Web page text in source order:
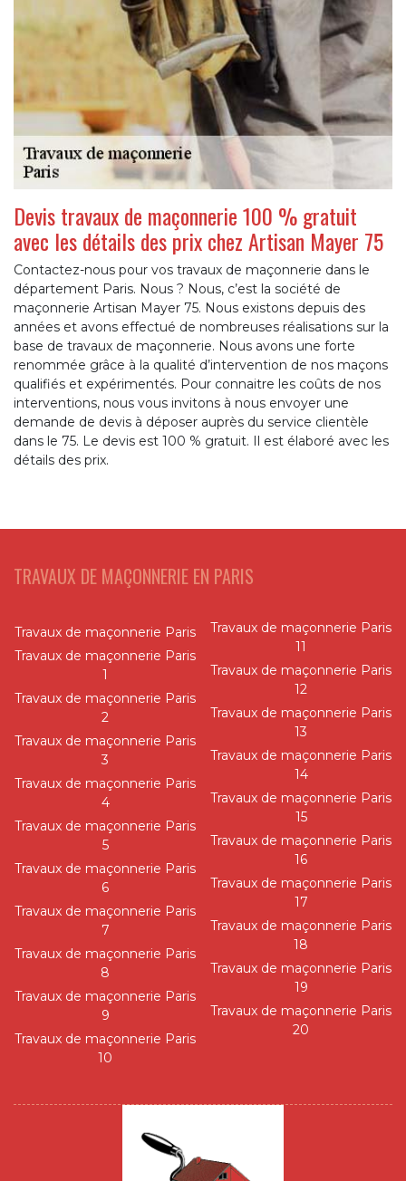
Devis travaux de maçonnerie 100 % gratuit
avec les détails des prix chez Artisan Mayer 75
Contactez-nous pour vos travaux de maçonnerie dans le
département Paris. Nous ? Nous, c’est la société de
maçonnerie Artisan Mayer 75. Nous existons depuis des
années et avons effectué de nombreuses réalisations sur la
base de travaux de maçonnerie. Nous avons une forte
renommée grâce à la qualité d’intervention de nos maçons
qualifiés et expérimentés. Pour connaitre les coûts de nos
interventions, nous vous invitons à nous envoyer une
demande de devis à déposer auprès du service clientèle
dans le 75. Le devis est 100 % gratuit. Il est élaboré avec les
détails des prix.
TRAVAUX DE MAÇONNERIE EN PARIS
Travaux de maçonnerie Paris
Travaux de maçonnerie Paris
1
Travaux de maçonnerie Paris
2
Travaux de maçonnerie Paris
3
Travaux de maçonnerie Paris
4
Travaux de maçonnerie Paris
5
Travaux de maçonnerie Paris
6
Travaux de maçonnerie Paris
7
Travaux de maçonnerie Paris
8
Travaux de maçonnerie Paris
9
Travaux de maçonnerie Paris
10
Travaux de maçonnerie Paris
11
Travaux de maçonnerie Paris
12
Travaux de maçonnerie Paris
13
Travaux de maçonnerie Paris
14
Travaux de maçonnerie Paris
15
Travaux de maçonnerie Paris
16
Travaux de maçonnerie Paris
17
Travaux de maçonnerie Paris
18
Travaux de maçonnerie Paris
19
Travaux de maçonnerie Paris
20